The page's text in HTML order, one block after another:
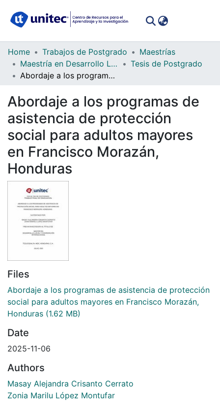
Communities
Collections
All of DSpace
Statistics
Home Trabajos de Postgrado
Maestrías
Maestría en Desarrollo Local y Cooperación Internacional
Tesis de Postgrado
Abordaje a los programas de asistencia de protección social para adultos mayores en Francisco Morazán, Honduras
Abordaje a los programas de
asistencia de protección
social para adultos mayores
en Francisco Morazán,
Honduras
Files
Abordaje a los programas de asistencia de protección
social para adultos mayores en Francisco Morazán,
Honduras (1.62 MB)
Date
2025-11-06
Authors
Masay Alejandra Crisanto Cerrato
Zonia Marilu López Montufar